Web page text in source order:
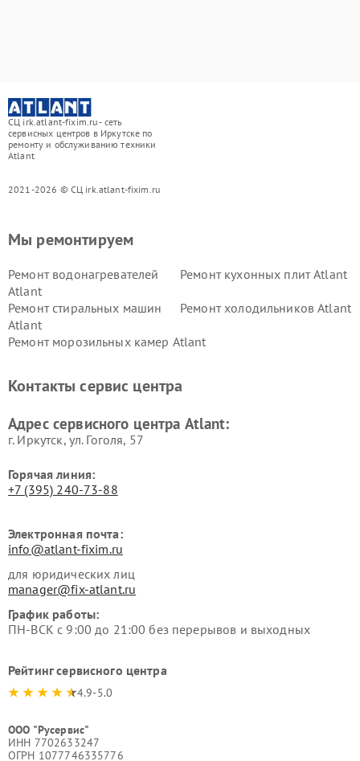
СЦ irk.atlant-fixim.ru - сеть
сервисных центров в Иркутске по
ремонту и обслуживанию техники
Atlant
2021-2026 © СЦ irk.atlant-fixim.ru
Мы ремонтируем
Ремонт водонагревателей
Atlant
Ремонт кухонных плит Atlant
Ремонт стиральных машин
Atlant
Ремонт холодильников Atlant
Ремонт морозильных камер Atlant
Контакты сервис центра
Адрес сервисного центра Atlant:
г. Иркутск, ул. ​Гоголя, 57
Горячая линия:
+7 (395) 240-73-88
Электронная почта:
info@atlant-fixim.ru
для юридических лиц
manager@fix-atlant.ru
График работы:
ПН-ВСК с 9:00 до 21:00 без перерывов и выходных
Рейтинг сервисного центра
4.9-5.0
ООО "Русервис"
ИНН 7702633247
ОГРН 1077746335776